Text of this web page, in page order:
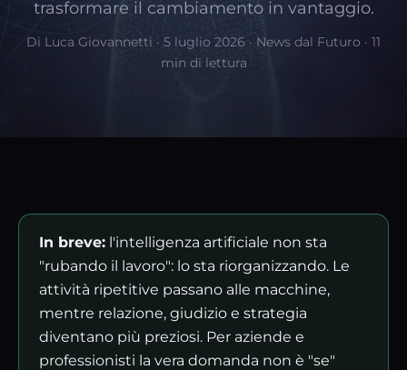
trasformare il cambiamento in vantaggio.
Di Luca Giovannetti · 5 luglio 2026 · News dal Futuro · 11
min di lettura
In breve: l'intelligenza artificiale non sta
"rubando il lavoro": lo sta riorganizzando. Le
attività ripetitive passano alle macchine,
mentre relazione, giudizio e strategia
diventano più preziosi. Per aziende e
professionisti la vera domanda non è "se"